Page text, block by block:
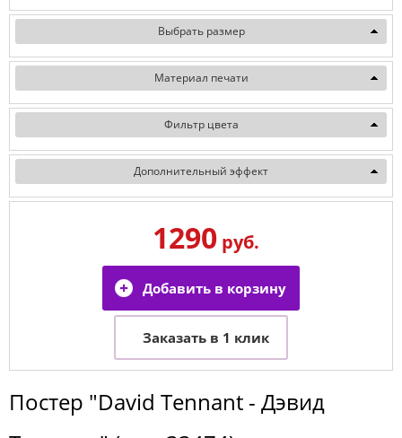
Выбрать размер
Материал печати
Фильтр цвета
Дополнительный эффект
1290руб.
Постер "David Tennant - Дэвид